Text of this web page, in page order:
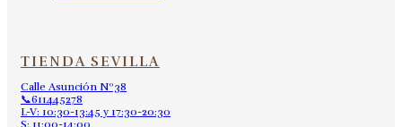
TIENDA SEVILLA
Calle Asunción Nº38
📞611445278
L-V: 10:30-13:45 y 17:30-20:30
S: 11:00-14:00